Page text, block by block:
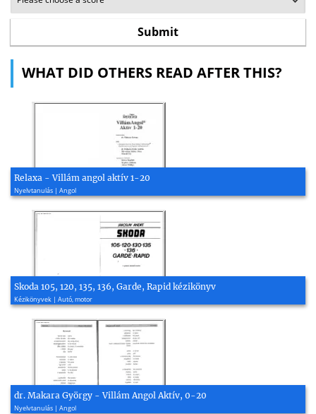
WHAT DID OTHERS READ AFTER THIS?
Relaxa - Villám angol aktív 1-20
Nyelvtanulás | Angol
Skoda 105, 120, 135, 136, Garde, Rapid kézikönyv
Kézikönyvek | Autó, motor
dr. Makara György - Villám Angol Aktív, 0-20
Nyelvtanulás | Angol